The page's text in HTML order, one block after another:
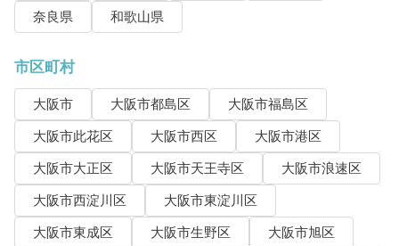
奈良県
和歌山県
市区町村
大阪市 大阪市都島区
大阪市福島区
大阪市此花区
大阪市西区
大阪市港区
大阪市大正区
大阪市天王寺区
大阪市浪速区
大阪市西淀川区
大阪市東淀川区
大阪市東成区
大阪市生野区
大阪市旭区